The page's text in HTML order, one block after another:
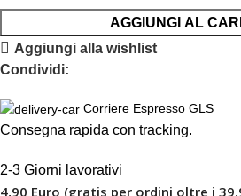
AGGIUNGI AL
Aggiungi alla wishlist
Condividi:
Corriere Espresso GLS
Consegna rapida con tracking.
2-3 Giorni lavorativi
4,90 Euro (gratis per ordini oltre i